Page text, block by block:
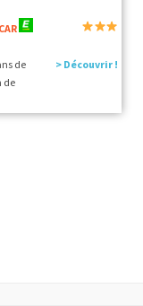
de
de
> Découvrir !